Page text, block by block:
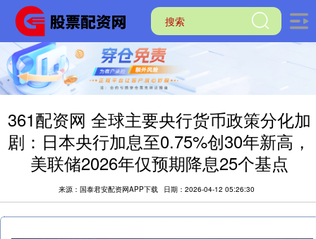
361配资网 全球主要央行货币政策分化加
剧：日本央行加息至0.75%创30年新高，
美联储2026年仅预期降息25个基点
来源：国泰君安配资网APP下载 日期：2026-04-12 05:26:30